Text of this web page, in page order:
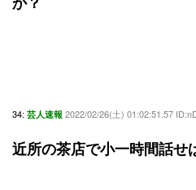
34: 芸人速報 2022/02/26(土) 01:02:51.57
近所の茶店で小一時間話せ